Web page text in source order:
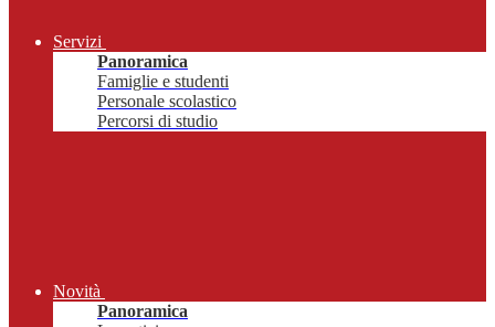
Servizi
Panoramica
Famiglie e studenti
Personale scolastico
Percorsi di studio
Novità
Panoramica